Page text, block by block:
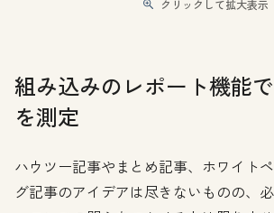
クリックして拡大表示
組み込みのレポート機能
を測定
ハウツー記事やまとめ記事、ホワイト
グ記事のアイデアは尽きないものの、